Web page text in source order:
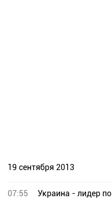
19 сентября 2013
07:55 Украина - лидер